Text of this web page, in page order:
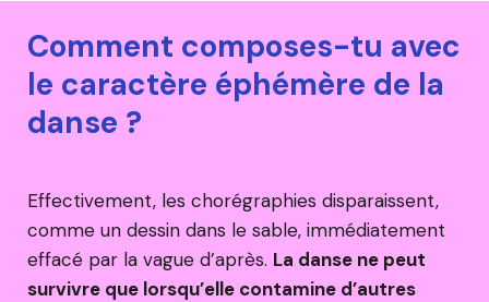
Comment composes-tu avec
le caractère éphémère de la
danse ?
Effectivement, les chorégraphies disparaissent,
comme un dessin dans le sable, immédiatement
effacé par la vague d’après. La danse ne peut
survivre que lorsqu’elle contamine d’autres